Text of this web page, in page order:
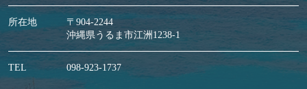
所在地
〒904-2244
沖縄県うるま市江洲1238-1
TEL 098-923-1737